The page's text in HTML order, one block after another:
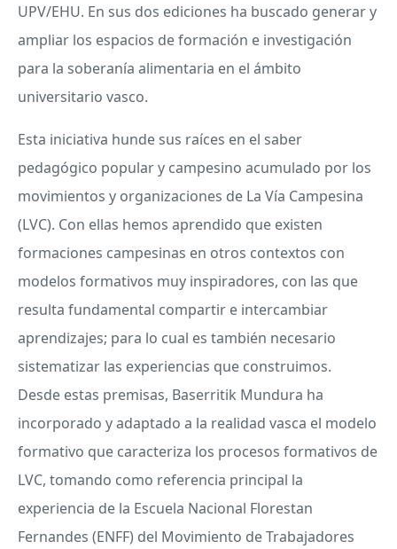
UPV/EHU. En sus dos ediciones ha buscado generar y
ampliar los espacios de formación e investigación
para la soberanía alimentaria en el ámbito
universitario vasco.
Esta iniciativa hunde sus raíces en el saber
pedagógico popular y campesino acumulado por los
movimientos y organizaciones de La Vía Campesina
(LVC). Con ellas hemos aprendido que existen
formaciones campesinas en otros contextos con
modelos formativos muy inspiradores, con las que
resulta fundamental compartir e intercambiar
aprendizajes; para lo cual es también necesario
sistematizar las experiencias que construimos.
Desde estas premisas, Baserritik Mundura ha
incorporado y adaptado a la realidad vasca el modelo
formativo que caracteriza los procesos formativos de
LVC, tomando como referencia principal la
experiencia de la Escuela Nacional Florestan
Fernandes (ENFF) del Movimiento de Trabajadores